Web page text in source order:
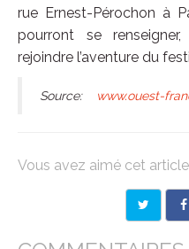
rue Ernest-Pérochon à
pourront se
rejoindre l’aventure du
Source: www.ouest-
Vous avez aimé cet